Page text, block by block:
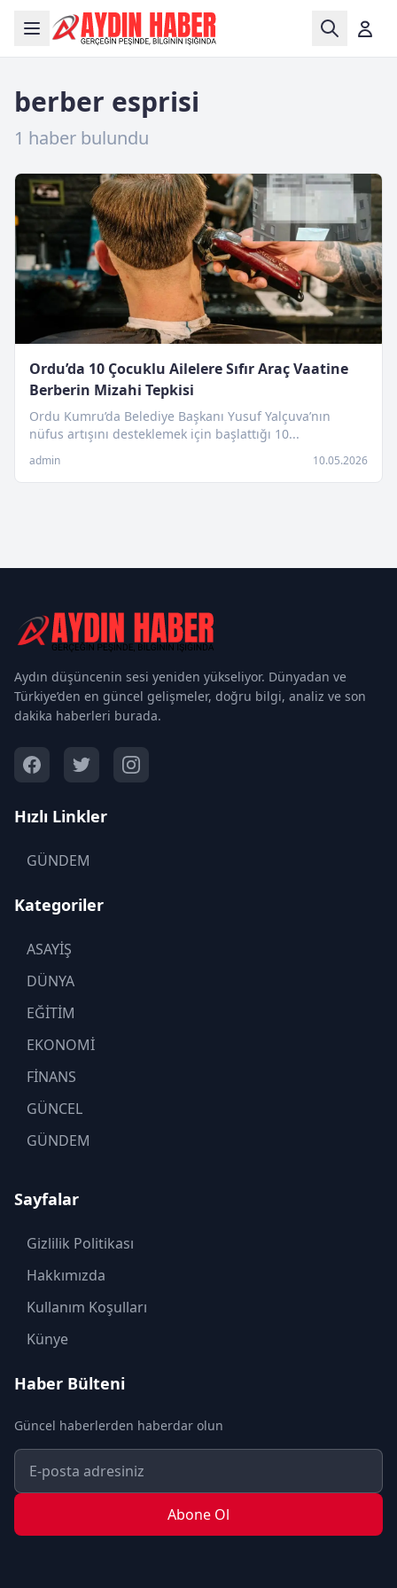
berber esprisi
1 haber bulundu
Ordu’da 10 Çocuklu Ailelere Sıfır Araç Vaatine
Berberin Mizahi Tepkisi
Ordu Kumru’da Belediye Başkanı Yusuf Yalçuva’nın
nüfus artışını desteklemek için başlattığı 10...
admin 10.05.2026
Aydın düşüncenin sesi yeniden yükseliyor. Dünyadan ve
Türkiye’den en güncel gelişmeler, doğru bilgi, analiz ve son
dakika haberleri burada.
Hızlı Linkler
GÜNDEM
Kategoriler
ASAYİŞ
DÜNYA
EĞİTİM
EKONOMİ
FİNANS
GÜNCEL
GÜNDEM
KÜLTÜR SANAT
MAGAZİN
MODA
OTOMOBİL
POLİTİKA
SON DAKİKA
SPOR
TURİZM
Sayfalar
Gizlilik Politikası
Hakkımızda
Kullanım Koşulları
Künye
Haber Bülteni
Güncel haberlerden haberdar olun
Abone Ol